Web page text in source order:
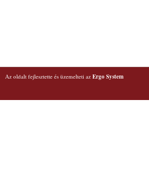
Az oldalt fejlesztette és üzemelteti az Ergo System